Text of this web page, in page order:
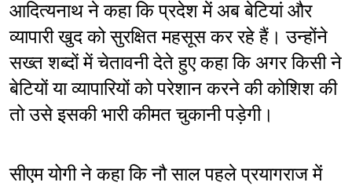
आदित्यनाथ ने कहा कि प्रदेश में अब बेटियां और
व्यापारी खुद को सुरक्षित महसूस कर रहे हैं। उन्होंने
सख्त शब्दों में चेतावनी देते हुए कहा कि अगर किसी ने
बेटियों या व्यापारियों को परेशान करने की कोशिश की
तो उसे इसकी भारी कीमत चुकानी पड़ेगी।
सीएम योगी ने कहा कि नौ साल पहले प्रयागराज में